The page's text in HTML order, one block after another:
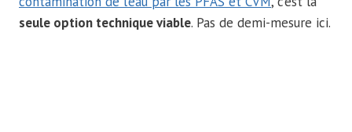
seule option technique viable. Pas de demi-mesure ici.